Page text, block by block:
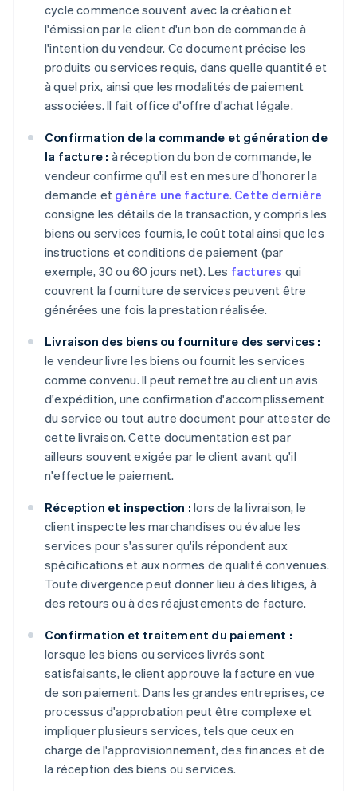
cycle commence souvent avec la création et
l'émission par le client d'un bon de commande à
l'intention du vendeur. Ce document précise les
produits ou services requis, dans quelle quantité et
à quel prix, ainsi que les modalités de paiement
associées. Il fait office d'offre d'achat légale.
Confirmation de la commande et génération de
la facture : à réception du bon de commande, le
vendeur confirme qu'il est en mesure d'honorer la
demande et génère une facture. Cette dernière
consigne les détails de la transaction, y compris les
biens ou services fournis, le coût total ainsi que les
instructions et conditions de paiement (par
exemple, 30 ou 60 jours net). Les factures qui
couvrent la fourniture de services peuvent être
générées une fois la prestation réalisée.
Livraison des biens ou fourniture des services :
le vendeur livre les biens ou fournit les services
comme convenu. Il peut remettre au client un avis
d'expédition, une confirmation d'accomplissement
du service ou tout autre document pour attester de
cette livraison. Cette documentation est par
ailleurs souvent exigée par le client avant qu'il
n'effectue le paiement.
Réception et inspection : lors de la livraison, le
client inspecte les marchandises ou évalue les
services pour s'assurer qu'ils répondent aux
spécifications et aux normes de qualité convenues.
Toute divergence peut donner lieu à des litiges, à
des retours ou à des réajustements de facture.
Confirmation et traitement du paiement :
lorsque les biens ou services livrés sont
satisfaisants, le client approuve la facture en vue
de son paiement. Dans les grandes entreprises, ce
processus d'approbation peut être complexe et
impliquer plusieurs services, tels que ceux en
charge de l'approvisionnement, des finances et de
la réception des biens ou services.